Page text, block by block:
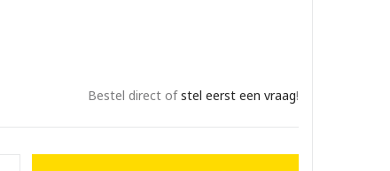
Bestel direct ofstel eerst een vraag!